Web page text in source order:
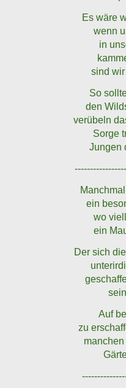
Es wäre
wenn
in
sind
So
den
verübeln
Sorge
Jungen
ein
wo
ein
Der sich
Auf
zu